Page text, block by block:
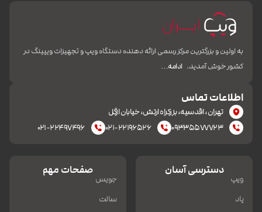
به اولین و بزرگترین مرکز رسمی ارائه دهنده دستگاه ویپ و تجهیزات ویپینگ در
کشور خوش آمدید. ادامه…
اطلاعات تماس
تهران، اقدسیه، بزرکراه ارتش، خیابان ازگل
۰۹۳۳۵۵۷۷۷۲۳
۰۲۱-۲۲۱۹۶۵۲۶ ۰۲۱-۲۲۴۹۷۴۹۶
دسترسی آسان
ویپ
پاد
صفحات مهم
جویس
سالت